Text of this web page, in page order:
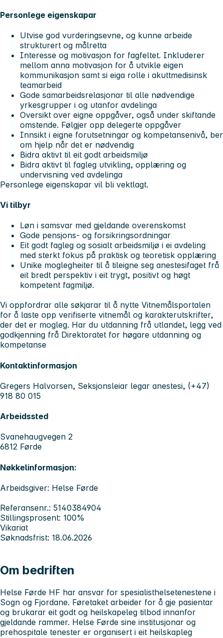
Personlege eigenskapar
Utvise god vurderingsevne, og kunne arbeide
strukturert og målretta
Interesse og motivasjon for fagfeltet. Inkluderer
mellom anna motivasjon for å utvikle eigen
kommunikasjon samt si eiga rolle i akuttmedisinsk
teamarbeid
Gode samarbeidsrelasjonar til alle nødvendige
yrkesgrupper i og utanfor avdelinga
Oversikt over eigne oppgåver, også under skiftande
omstende. Følgjer opp delegerte oppgåver
Innsikt i eigne forutsetningar og kompetansenivå, ber
om hjelp når det er nødvendig
Bidra aktivt til eit godt arbeidsmiljø
Bidra aktivt til fagleg utvikling, opplæring og
undervisning ved avdelinga
Personlege eigenskapar vil bli vektlagt.
Vi tilbyr
Løn i samsvar med gjeldande overenskomst
Gode pensjons- og forsikringsordningar
Eit godt fagleg og sosialt arbeidsmiljø i ei avdeling
med sterkt fokus på praktisk og teoretisk opplæring
Unike moglegheiter til å tileigne seg anestesifaget frå
eit bredt perspektiv i eit trygt, positivt og høgt
kompetent fagmiljø.
Vi oppfordrar alle søkjarar til å nytte Vitnemålsportalen
for å laste opp verifiserte vitnemål og karakterutskrifter,
der det er mogleg. Har du utdanning frå utlandet, legg ved
godkjenning frå Direktoratet for høgare utdanning og
kompetanse
Kontaktinformasjon
Gregers Halvorsen, Seksjonsleiar legar anestesi, (+47)
918 80 015
Arbeidssted
Svanehaugvegen 2
6812 Førde
Nøkkelinformasjon:
Arbeidsgiver: Helse Førde
Referansenr.: 5140384904
Stillingsprosent: 100%
Vikariat
Søknadsfrist: 18.06.2026
Om bedriften
Helse Førde HF har ansvar for spesialisthelsetenestene i
Sogn og Fjordane. Føretaket arbeider for å gje pasientar
og brukarar eit godt og heilskapeleg tilbod innanfor
gjeldande rammer. Helse Førde sine institusjonar og
prehospitale tenester er organisert i eit heilskapleg